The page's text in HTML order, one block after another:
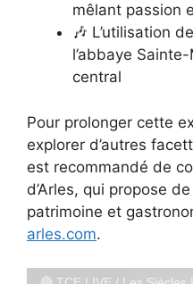
mêlant passion
🎶 L’utilisation
l’abbaye
central
Pour prolonger cette
explorer d’autres
est recommandé de
d’Arles, qui propose
patrimoine et
arles.com.